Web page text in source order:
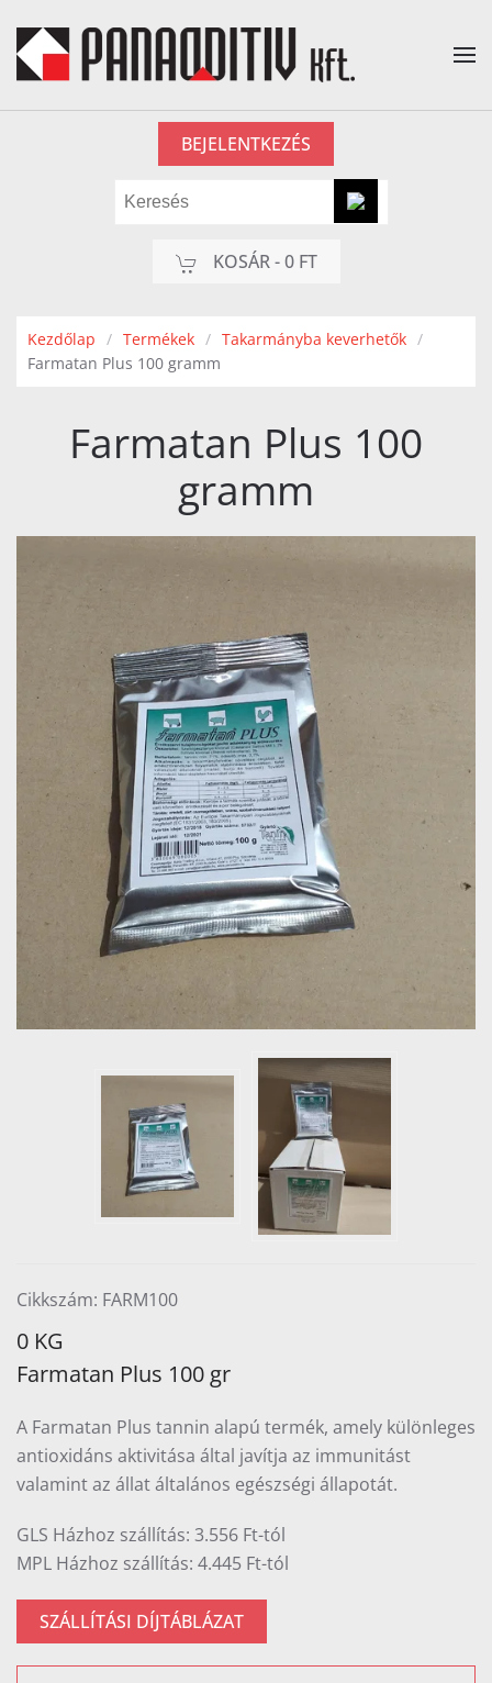
Fő tartalom átugrása
BEJELENTKEZÉS
KOSÁR -0 FT
Kezdőlap Termékek
Takarmányba keverhetők
Farmatan Plus 100 gramm
Farmatan Plus 100
gramm
Cikkszám: FARM100
0 KG
Farmatan Plus 100 gr
A Farmatan Plus tannin alapú termék, amely különleges
antioxidáns aktivitása által javítja az immunitást
valamint az állat általános egészségi állapotát.
GLS Házhoz szállítás: 3.556 Ft-tól
MPL Házhoz szállítás: 4.445 Ft-tól
SZÁLLÍTÁSI DÍJTÁBLÁZAT